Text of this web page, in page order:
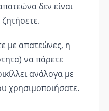
δεν είναι
με απατεώνες, η
να πάρετε
ανάλογα με
χρησιμοποιήσατε.